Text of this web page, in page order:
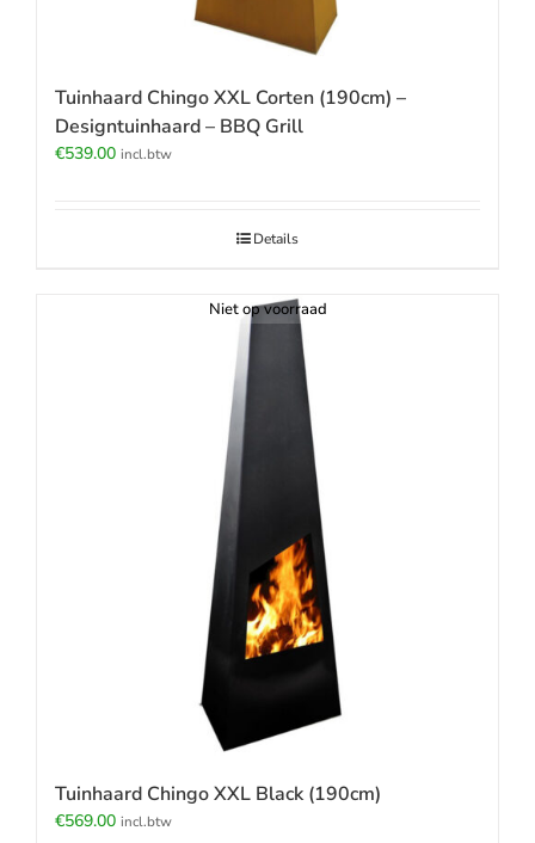
Tuinhaard Chingo XXL Corten (190cm) –
Designtuinhaard – BBQ Grill
€539.00 incl.btw
Details
Niet op voorraad
Tuinhaard Chingo XXL Black (190cm)
€569.00 incl.btw